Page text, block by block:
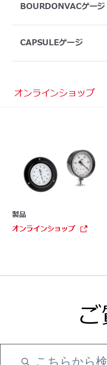
BOURDONVACゲージ
CAPSULEゲージ
オンラインショップ
製品
オンラインショップ